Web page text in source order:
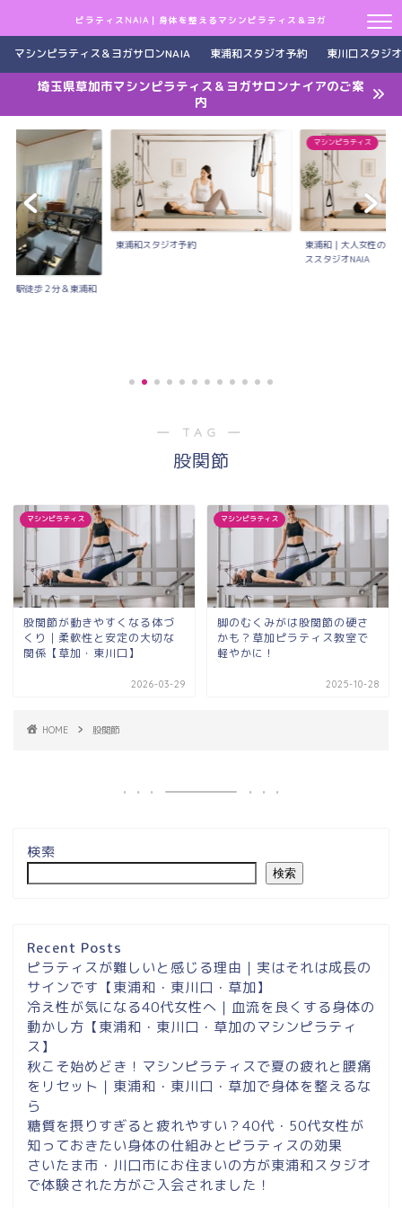
ピラティスNAIA｜身体を整えるマシンピラティス＆ヨガ
マシンピラティス＆ヨガサロンNAIA 東浦和スタジオ予約 東川口スタジ
埼玉県草加市マシンピラティス＆ヨガサロンナイアのご案
内
口駅徒歩２分＆東浦和
東浦和スタジオ予約
マシンピラティス
東浦和｜大人女性のた
ススタジオNAIA
― TAG ―
股関節
マシンピラティス
股関節が動きやすくなる体づ
くり｜柔軟性と安定の大切な
関係【草加・東川口】
2026-03-29
マシンピラティス
脚のむくみがは股関節の硬さ
かも？草加ピラティス教室で
軽やかに！
2025-10-28
HOME 股関節
検索
検索
Recent Posts
ピラティスが難しいと感じる理由｜実はそれは成長の
サインです【東浦和・東川口・草加】
冷え性が気になる40代女性へ｜血流を良くする身体の
動かし方【東浦和・東川口・草加のマシンピラティ
ス】
秋こそ始めどき！マシンピラティスで夏の疲れと腰痛
をリセット｜東浦和・東川口・草加で身体を整えるな
ら
糖質を摂りすぎると疲れやすい？40代・50代女性が
知っておきたい身体の仕組みとピラティスの効果
さいたま市・川口市にお住まいの方が東浦和スタジオ
で体験された方がご入会されました！
内
東浦和スタジオ予約
東浦和｜大人女性のための
マシンピラティススタジオ
Instagram